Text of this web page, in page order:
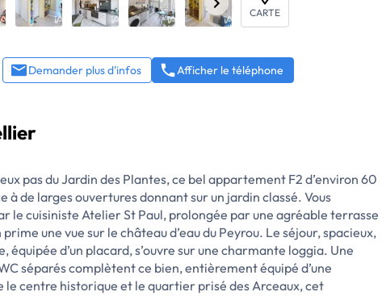
CARTE
Demander plus d'infos Afficher le téléphone
pas du Jardin des Plantes, ce bel appartement F2 d’environ 60
de larges ouvertures donnant sur un jardin classé. Vous
le cuisiniste Atelier St Paul, prolongée par une agréable terrasse
une vue sur le château d’eau du Peyrou. Le séjour, spacieux,
d’un placard, s’ouvre sur une charmante loggia. Une
séparés complètent ce bien, entièrement équipé d’une
centre historique et le quartier prisé des Arceaux, cet